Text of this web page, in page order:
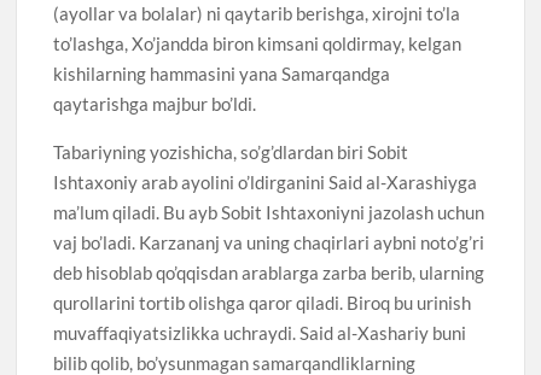
(ayollar va bolalar) ni qaytarib berishga, xirojni to’la
to’lashga, Xo’jandda biron kimsani qoldirmay, kelgan
kishilarning hammasini yana Samarqandga
qaytarishga majbur bo’ldi.
Tabariyning yozishicha, so’g’dlardan biri Sobit
Ishtaxoniy arab ayolini o’ldirganini Said al-Xarashiyga
ma’lum qiladi. Bu ayb Sobit Ishtaxoniyni jazolash uchun
vaj bo’ladi. Karzananj va uning chaqirlari aybni noto’g’ri
deb hisoblab qo’qqisdan arablarga zarba berib, ularning
qurollarini tortib olishga qaror qiladi. Biroq bu urinish
muvaffaqiyatsizlikka uchraydi. Said al-Xashariy buni
bilib qolib, bo’ysunmagan samarqandliklarning